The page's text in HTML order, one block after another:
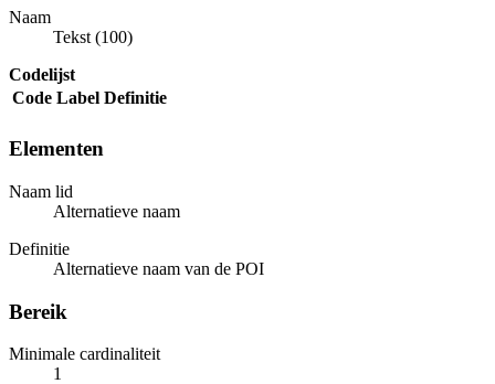
Naam
Tekst (100)
Codelijst
Code Label Definitie
Elementen
Naam lid
Alternatieve naam
Definitie
Alternatieve naam van de POI
Bereik
Minimale cardinaliteit
1